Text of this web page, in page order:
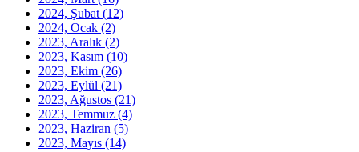
2024, Şubat (12)
2024, Ocak (2)
2023, Aralık (2)
2023, Kasım (10)
2023, Ekim (26)
2023, Eylül (21)
2023, Ağustos (21)
2023, Temmuz (4)
2023, Haziran (5)
2023, Mayıs (14)